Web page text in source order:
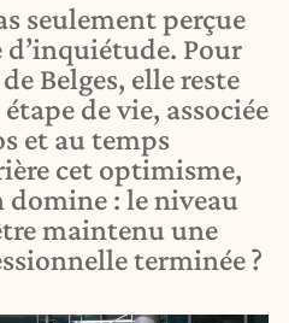
seulement perçue
d’inquiétude. Pour
Belges, elle reste
de vie, associée
et au temps
cet optimisme,
: le niveau
maintenu une
terminée ?